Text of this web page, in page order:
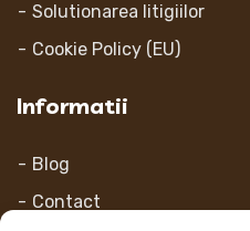
Solutionarea litigiilor
Cookie Policy (EU)
Informatii
Blog
Contact